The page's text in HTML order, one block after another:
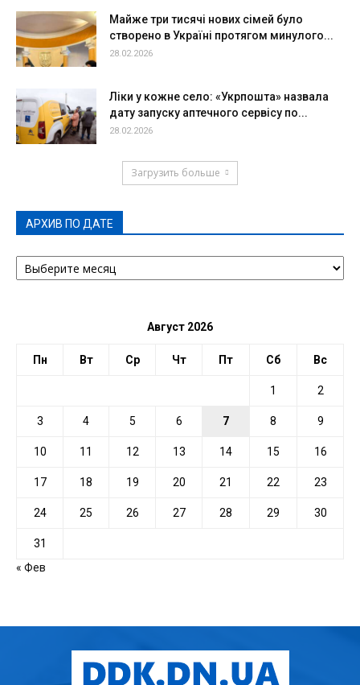
Майже три тисячі нових сімей було
створено в Україні протягом минулого...
28.02.2026
Ліки у кожне село: «Укрпошта» назвала
дату запуску аптечного сервісу по...
28.02.2026
Загрузить больше
АРХИВ ПО ДАТЕ
АРХИВ
ПО
Август 2026
Пн Вт Ср Чт Пт Сб Вс
1 2
3 4 5 6 7 8 9
10 11 12 13 14 15 16
17 18 19 20 21 22 23
24 25 26 27 28 29 30
31
« Фев